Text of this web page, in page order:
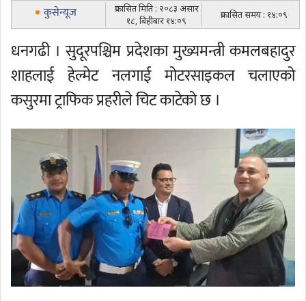
कुसेन्यूज
प्रकासित मिति : २०८३ असार
१८, बिहीबार १४:०९
प्रकासित समय : १४:०९
धनगढी । सुदूरपश्चिम प्रदेशका मुख्यमन्त्री कमलबहादुर
शाहलाई हेल्मेट नलगाई मोटरसाइकल चलाएको
कसुरमा ट्राफिक प्रहरीले चिट काटेको छ ।